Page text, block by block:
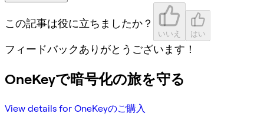
この記事は役に立ちましたか？
いいえ はい
フィードバックありがとうございます！
OneKeyで暗号化の旅を守る
View details for OneKeyのご購入